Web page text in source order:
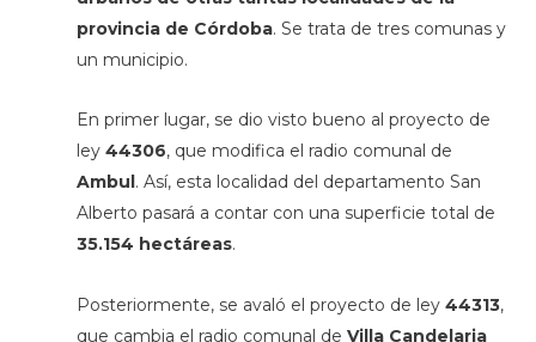
provincia de Córdoba. Se trata de tres comunas y
un municipio.
En primer lugar, se dio visto bueno al proyecto de
ley44306, que modifica el radio comunal de
Ambul. Así, esta localidad del departamento San
Alberto pasará a contar con una superficie total de
35.154 hectáreas.
Posteriormente, se avaló el proyecto de ley44313,
que cambia el radio comunal de Villa Candelaria